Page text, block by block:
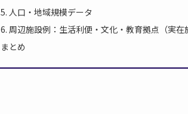
5. 人口・地域規模データ
6. 周辺施設例：生活利便・文化・教育拠点（実在
まとめ